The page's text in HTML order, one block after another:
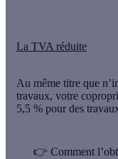
La TVA réduite
Au même titre que
travaux, votre
5,5 % pour des
👉 Comment